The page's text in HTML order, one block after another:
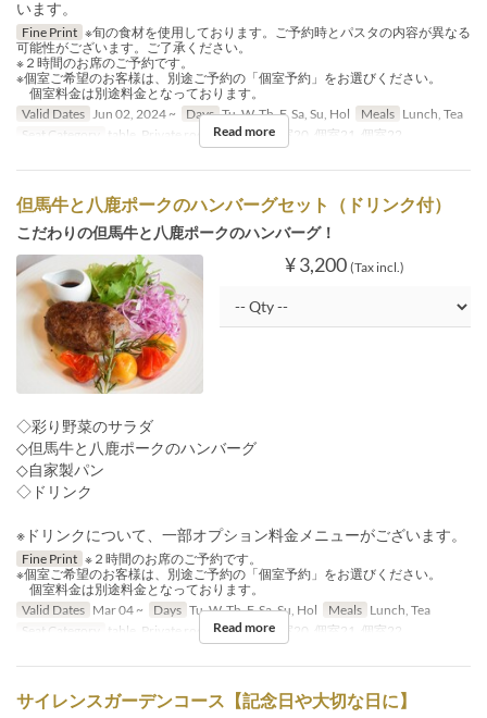
います。
Fine Print ※旬の食材を使用しております。ご予約時とパスタの内容が異なる
可能性がございます。ご了承ください。
※２時間のお席のご予約です。
※個室ご希望のお客様は、別途ご予約の「個室予約」をお選びください。
個室料金は別途料金となっております。
Valid Dates
Jun 02, 2024 ~ Days Tu, W, Th, F, Sa, Su, Hol Meals Lunch, Tea
Seat Category
table, Private room, 個室19, 個室20, 個室21, 個室22
Read more
但馬牛と八鹿ポークのハンバーグセット（ドリンク付）
こだわりの但馬牛と八鹿ポークのハンバーグ！
¥ 3,200 (Tax incl.)
◇彩り野菜のサラダ
◇但馬牛と八鹿ポークのハンバーグ
◇自家製パン
◇ドリンク
※ドリンクについて、一部オプション料金メニューがございます。
Fine Print ※２時間のお席のご予約です。
※個室ご希望のお客様は、別途ご予約の「個室予約」をお選びください。
個室料金は別途料金となっております。
Valid Dates Mar 04 ~ Days Tu, W, Th, F, Sa, Su, Hol Meals Lunch, Tea
Seat Category
table, Private room, 個室19, 個室20, 個室21, 個室22
Read more
サイレンスガーデンコース【記念日や大切な日に】